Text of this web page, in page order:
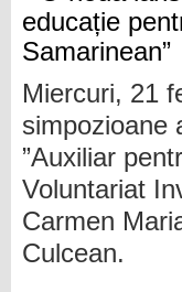
Miercuri, 21
simpozioane
”Auxiliar
Voluntariat
Carmen
Culcean.